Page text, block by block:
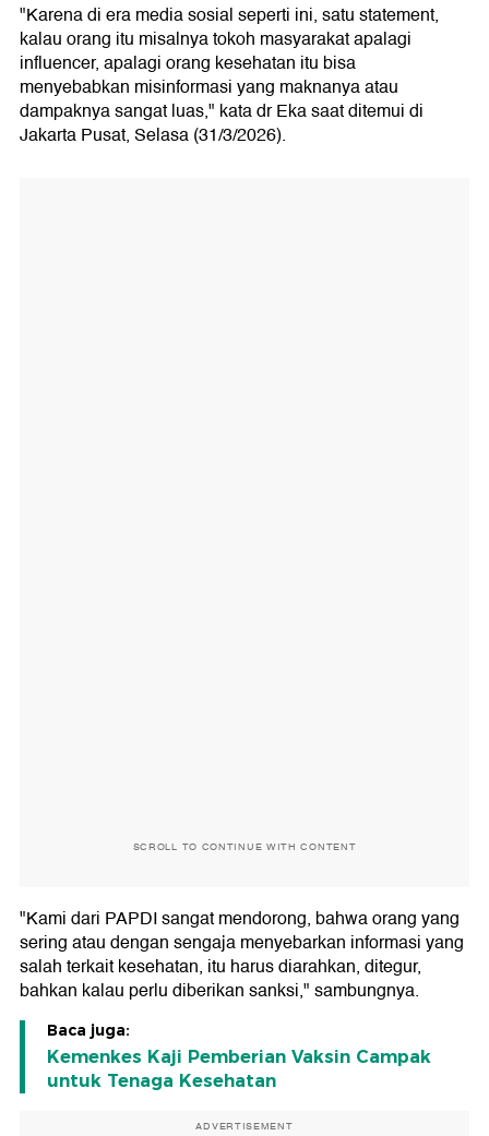
"Karena di era media sosial seperti ini, satu statement,
kalau orang itu misalnya tokoh masyarakat apalagi
influencer, apalagi orang kesehatan itu bisa
menyebabkan misinformasi yang maknanya atau
dampaknya sangat luas," kata dr Eka saat ditemui di
Jakarta Pusat, Selasa (31/3/2026).
SCROLL TO CONTINUE WITH CONTENT
"Kami dari PAPDI sangat mendorong, bahwa orang yang
sering atau dengan sengaja menyebarkan informasi yang
salah terkait kesehatan, itu harus diarahkan, ditegur,
bahkan kalau perlu diberikan sanksi," sambungnya.
Baca juga:
Kemenkes Kaji Pemberian Vaksin Campak
untuk Tenaga Kesehatan
ADVERTISEMENT